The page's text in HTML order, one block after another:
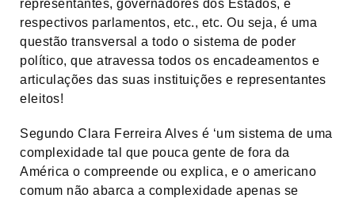
representantes, governadores dos Estados, e
respectivos parlamentos, etc., etc. Ou seja, é uma
questão transversal a todo o sistema de poder
político, que atravessa todos os encadeamentos e
articulações das suas instituições e representantes
eleitos!
Segundo Clara Ferreira Alves é ‘um sistema de uma
complexidade tal que pouca gente de fora da
América o compreende ou explica, e o americano
comum não abarca a complexidade apenas se